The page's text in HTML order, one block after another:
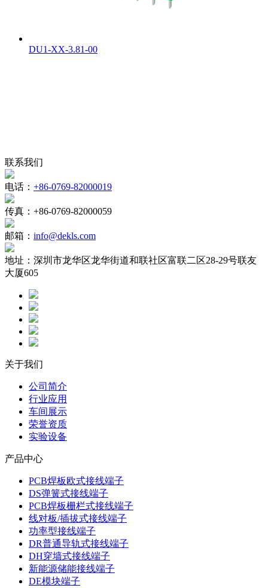
DU1-XX-3.81-00
联系我们
电话： +86-0769-82000019
传真： +86-0769-82000059
邮箱： info@dekls.com
地址： 深圳市龙华区龙华街道和联社区富联二区28-29号联友
大厦605
关于我们
公司简介
行业应用
车间展示
荣誉资质
实验设备
产品中心
PCB焊板欧式接线端子
DS弹簧式接线端子
PCB焊板栅栏式接线端子
线对板/插拔式接线端子
功率型接线端子
DR普通导轨式接线端子
DH穿墙式接线端子
新能源储能接线端子
DE模块端子